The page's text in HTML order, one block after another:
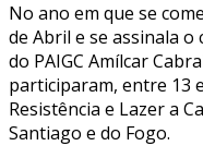
No ano em que se
de Abril e se assinala
do PAIGC Amílcar
participaram, entre 13
Resistência e Lazer a
Santiago e do Fogo.